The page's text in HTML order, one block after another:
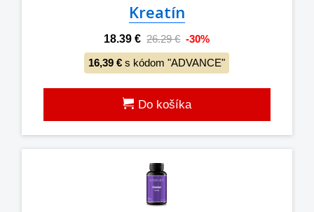
Kreatín
18.39 € 26.29 € -30%
16,39 € s kódom "ADVANCE"
Do košíka